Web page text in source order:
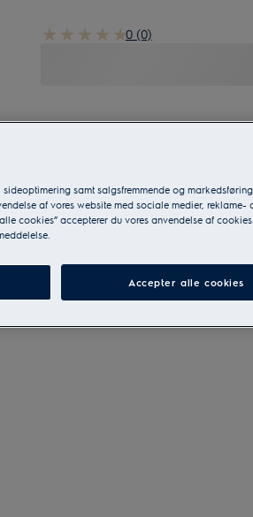
0 (0)
samt salgsfremmende og
af vores website med sociale medier, reklame-
cookies” accepterer du vores anvendelse af
Accepter alle cookies